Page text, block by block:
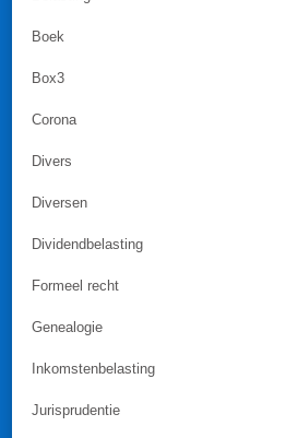
Boek
Box3
Corona
Divers
Diversen
Dividendbelasting
Formeel recht
Genealogie
Inkomstenbelasting
Jurisprudentie